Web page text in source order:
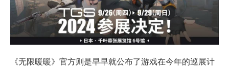
《无限暖暖》官方则是早早就公布了游戏在今年的巡展计